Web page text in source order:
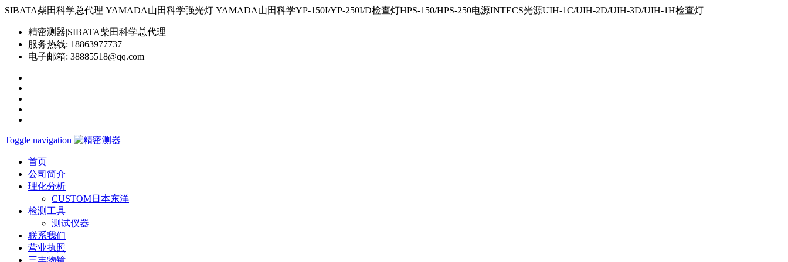
SIBATA柴田科学总代理 YAMADA山田科学强光灯 YAMADA山田科学YP-150I/YP-250I/D检查灯HPS-150/HPS-250电源INTECS光源UIH-1C/UIH-2D/UIH-3D/UIH-1H检查灯
精密测器|SIBATA柴田科学总代理
服务热线: 18863977737
电子邮箱: 38885518@qq.com
Toggle navigation
首页
公司简介
理化分析
CUSTOM日本东洋
检测工具
测试仪器
联系我们
营业执照
三丰物镜